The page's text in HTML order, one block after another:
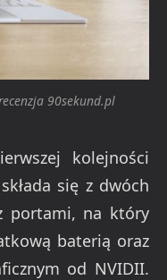
90sekund.pl
kolejności
się z dwóch
portami, na który
baterią oraz
od NVIDII.